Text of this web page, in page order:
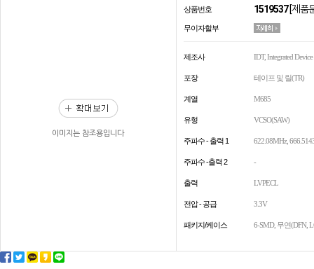
이미지는 참조용입니다
상품번호
1519537[제품
무이자할부
제조사 IDT, Integrated
포장 테이프 및 릴(TR)
계열 M685
유형 VCSO(SAW)
주파수 - 출력 1 622.08MHz,
주파수 -출력 2 -
출력 LVPECL
전압 - 공급 3.3V
패키지/케이스 6-SMD, 무연(DFN,